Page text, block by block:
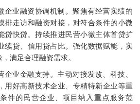
企业融资协调机制。聚焦有经营实绩的
排走访和融资对接，对符合条件的小微
贷快贷。持续推进民营小微主体首贷扩
续贷、信用贷占比。强化数据赋能，实
满足合理融资需求。
企业金融支持。主动对接发改、科技、
用好高新技术企业、专精特新企业等重
件的民营企业、项目纳入重点服务范